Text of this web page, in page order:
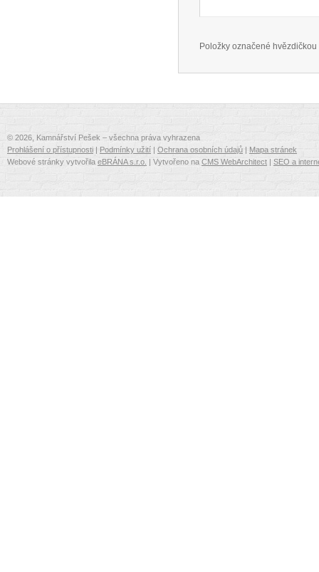
Položky označené hvězdičkou
© 2026, Kamnářství Pešek – všechna práva vyhrazena
Prohlášení o přístupnosti
Podmínky užití Ochrana osobních údajů
Mapa stránek
Webové stránky vytvořila eBRÁNA s.r.o. | Vytvořeno na CMS WebArchitect SEO a